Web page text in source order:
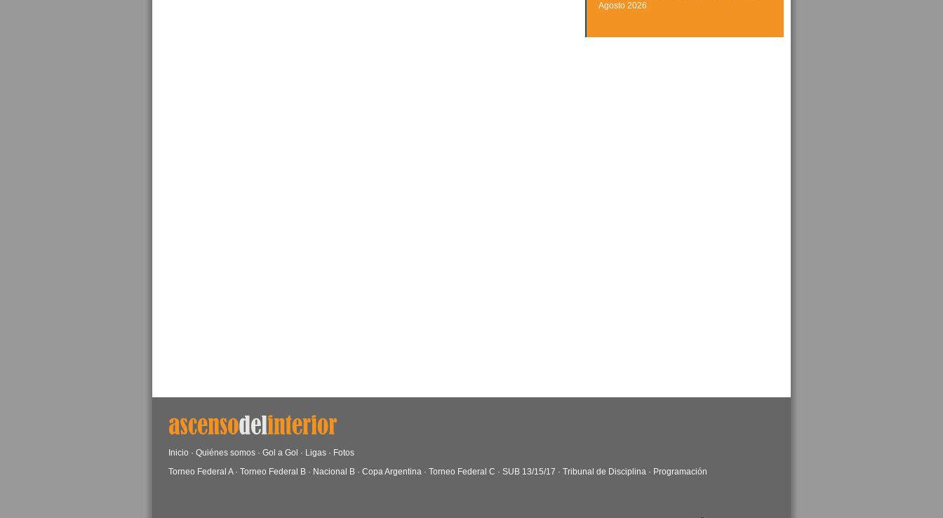
Agosto 2026
Inicio · Quiénes somos · Gol a Gol · Ligas · Fotos
Torneo Federal A· Torneo Federal B · Nacional B · Copa Argentina · Torneo Federal C · SUB 13/15/17 · Tribunal de Disciplina · Programación